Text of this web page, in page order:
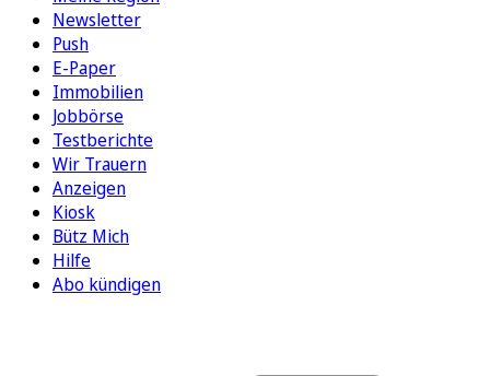
Newsletter
Push
E-Paper
Immobilien
Jobbörse
Testberichte
Wir Trauern
Anzeigen
Kiosk
Bütz Mich
Hilfe
Abo kündigen